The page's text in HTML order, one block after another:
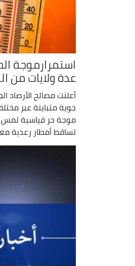
استمرارموجة
عدة ولايات من
أعلنت مصالح الأرصاد
جوية متباينة عبر
موجة حر قياسية تمس
تساقط أمطار رعدية